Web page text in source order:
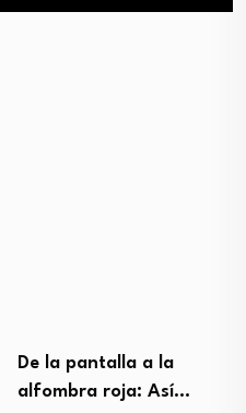
De la pantalla a la
alfombra roja: Así…